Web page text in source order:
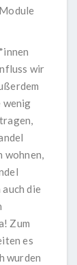
wir
wenig
wohnen,
die
Zum
es
wurden